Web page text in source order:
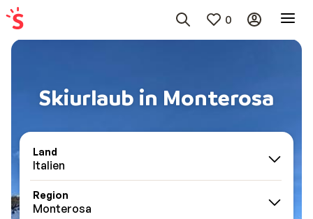
0
Skiurlaub in Monterosa
Land
Italien
Region
Monterosa